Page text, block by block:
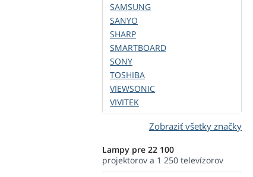
SAMSUNG
SANYO
SHARP
SMARTBOARD
SONY
TOSHIBA
VIEWSONIC
VIVITEK
Zobraziť všetky značky
Lampy pre 22 100
projektorov a 1 250 televízorov